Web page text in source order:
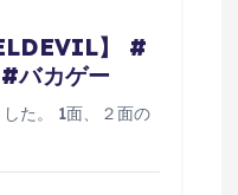
】 #
バカゲー
た。 1面、２面の